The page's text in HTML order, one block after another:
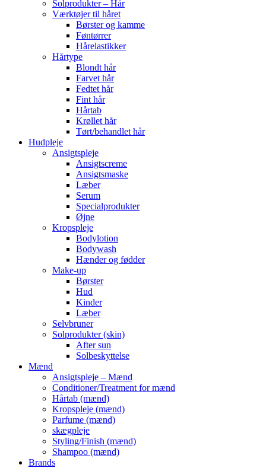
Solprodukter – Hår
Værktøjer til håret
Børster og kamme
Føntørrer
Hårelastikker
Hårtype
Blondt hår
Farvet hår
Fedtet hår
Fint hår
Hårtab
Krøllet hår
Tørt/behandlet hår
Hudpleje
Ansigtspleje
Ansigtscreme
Ansigtsmaske
Læber
Serum
Specialprodukter
Øjne
Kropspleje
Bodylotion
Bodywash
Hænder og fødder
Make-up
Børster
Hud
Kinder
Læber
Selvbruner
Solprodukter (skin)
After sun
Solbeskyttelse
Mænd
Ansigtspleje – Mænd
Conditioner/Treatment for mænd
Hårtab (mænd)
Kropspleje (mænd)
Parfume (mænd)
skægpleje
Styling/Finish (mænd)
Shampoo (mænd)
Brands